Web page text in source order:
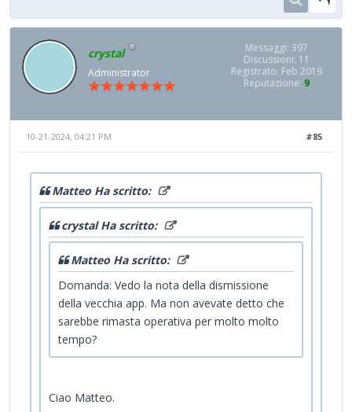
crystal
Administrator
Messaggi: 397
Discussioni: 11
Registrato: Feb 2019
Reputazione: 9
#85
10-21-2024, 04:21 PM
Matteo Ha scritto:
crystal Ha scritto:
Matteo Ha scritto:
Domanda: Vedo la nota della dismissione
della vecchia app. Ma non avevate detto che
sarebbe rimasta operativa per molto molto
tempo?
Ciao Matteo.